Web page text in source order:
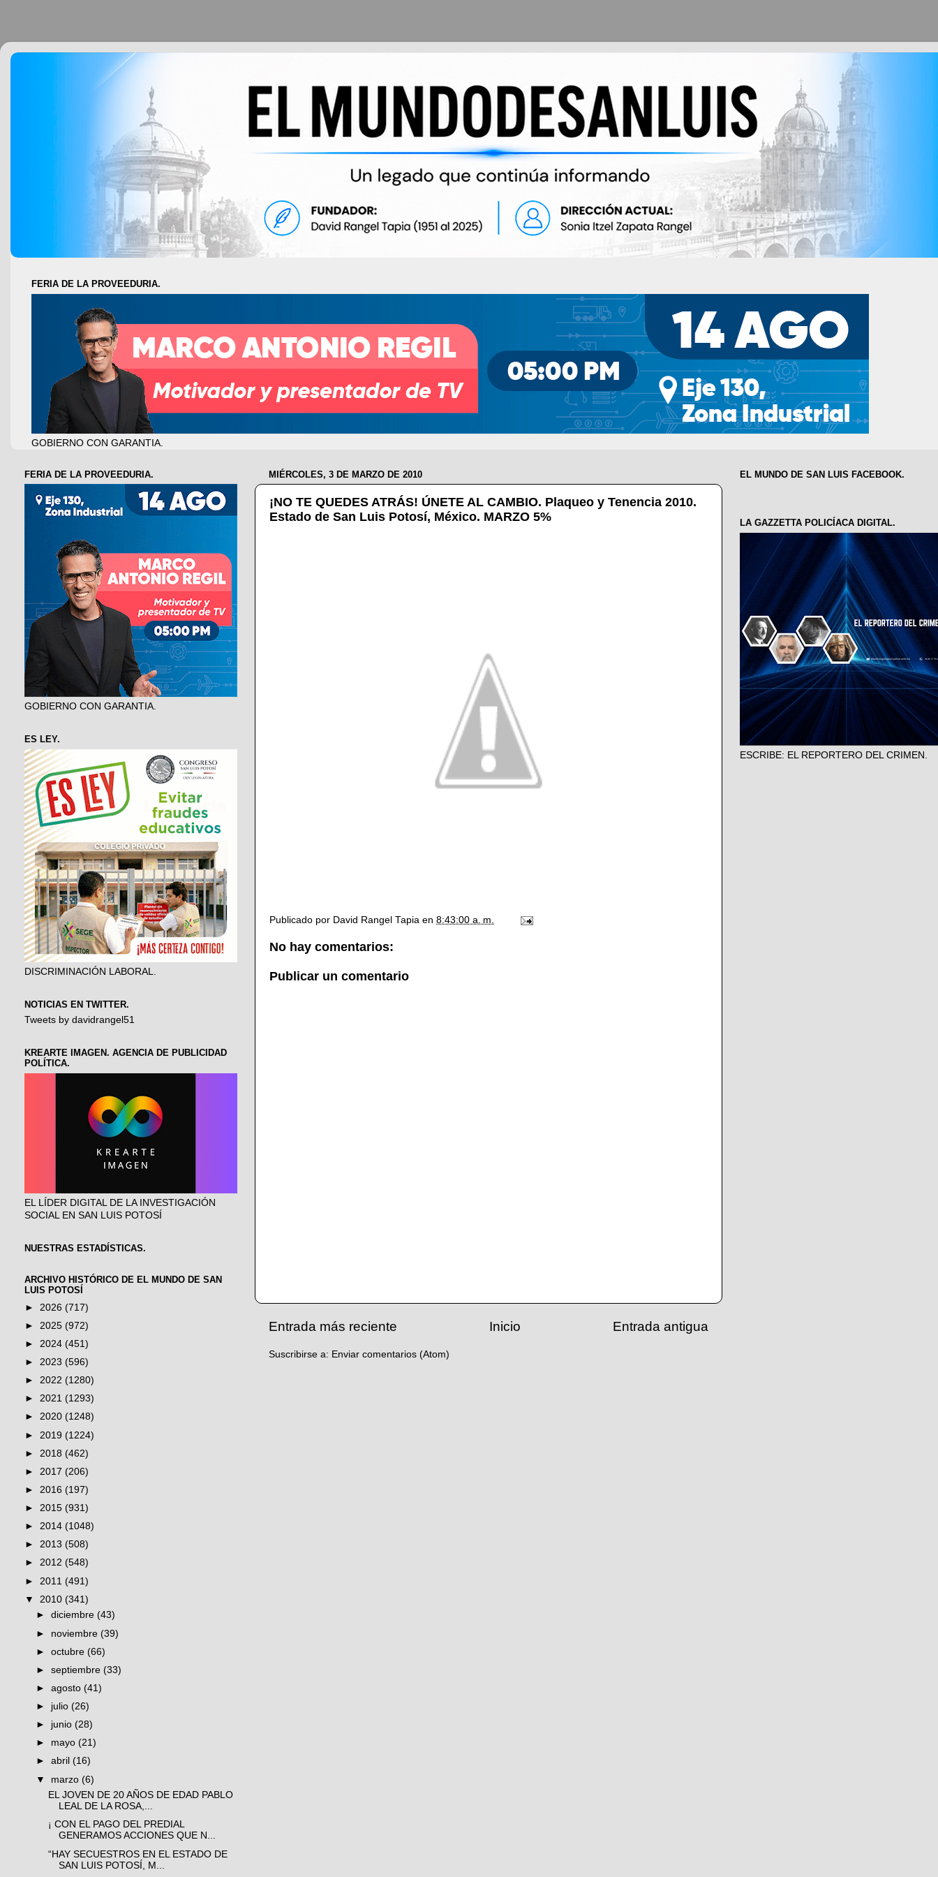
FERIA DE LA PROVEEDURIA.
GOBIERNO CON GARANTIA.
MIÉRCOLES, 3 DE MARZO DE 2010
¡NO TE QUEDES ATRÁS! ÚNETE AL CAMBIO. Plaqueo y Tenencia 2010.
Estado de San Luis Potosí, México. MARZO 5%
Publicado por David Rangel Tapia en 8:43:00 a. m.
No hay comentarios:
Publicar un comentario
Entrada más reciente Entrada antigua
Inicio
Suscribirse a: Enviar comentarios (Atom)
FERIA DE LA PROVEEDURIA.
GOBIERNO CON GARANTIA.
ES LEY.
DISCRIMINACIÓN LABORAL.
NOTICIAS EN TWITTER.
Tweets by davidrangel51
KREARTE IMAGEN. AGENCIA DE PUBLICIDAD
POLÍTICA.
EL LÍDER DIGITAL DE LA INVESTIGACIÓN
SOCIAL EN SAN LUIS POTOSÍ
NUESTRAS ESTADÍSTICAS.
ARCHIVO HISTÓRICO DE EL MUNDO DE SAN
LUIS POTOSÍ
► 2026 (717)
► 2025 (972)
► 2024 (451)
► 2023 (596)
► 2022 (1280)
► 2021 (1293)
► 2020 (1248)
► 2019 (1224)
► 2018 (462)
► 2017 (206)
► 2016 (197)
► 2015 (931)
► 2014 (1048)
► 2013 (508)
► 2012 (548)
► 2011 (491)
▼ 2010 (341)
►diciembre(43)
► noviembre(39)
►octubre(66)
►septiembre(33)
►agosto(41)
► julio(26)
► junio(28)
► mayo(21)
►abril(16)
▼ marzo(6)
EL JOVEN DE 20 AÑOS DE EDAD PABLO
LEAL DE LA ROSA,...
¡ CON EL PAGO DEL PREDIAL
GENERAMOS ACCIONES QUE N...
“HAY SECUESTROS EN EL ESTADO DE
SAN LUIS POTOSÍ, M...
EL MUNDO DE SAN LUIS FACEBOOK.
LA GAZZETTA POLICÍACA DIGITAL.
ESCRIBE: EL REPORTERO DEL CRIMEN.